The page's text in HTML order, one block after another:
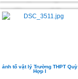
ảnh tổ vật lý Trường THPT Quỳ
Hợp I